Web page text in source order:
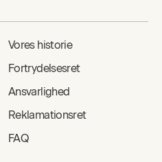
Vores historie
Fortrydelsesret
Ansvarlighed
Reklamationsret
FAQ